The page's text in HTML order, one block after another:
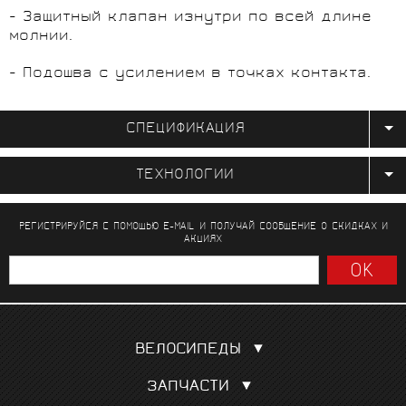
- Защитный клапан изнутри по всей длине
молнии.
- Подошва с усилением в точках контакта.
СПЕЦИФИКАЦИЯ
ТЕХНОЛОГИИ
РЕГИСТРИРУЙСЯ С ПОМОЩЬЮ E-MAIL И ПОЛУЧАЙ СООБЩЕНИЕО СКИДКАХ И
АКЦИЯХ
ВЕЛОСИПЕДЫ
Шоссейные
Гравел, кроссовые
ЗАПЧАСТИ